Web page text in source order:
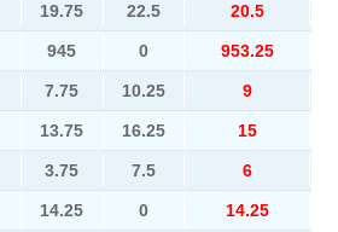
19.75 22.5 20.5
945 0 953.25
7.75 10.25 9
13.75 16.25 15
3.75 7.5 6
14.25 0 14.25